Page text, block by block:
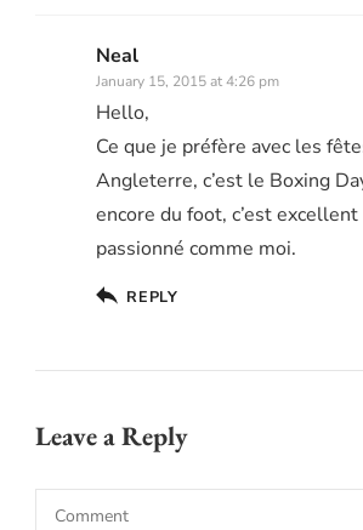
Neal
January 15, 2015 at 4:26 pm
Hello,
Ce que je préfère avec les
Angleterre, c’est le Boxing
encore du foot, c’est
passionné comme moi.
REPLY
Leave a Reply